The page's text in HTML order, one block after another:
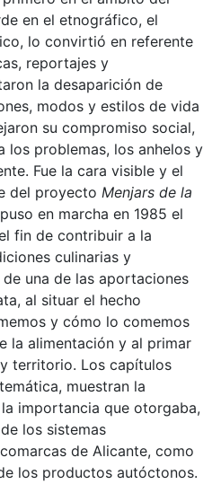
en el etnográfico, el
lo convirtió en referente
reportajes y
la desaparición de
modos y estilos de vida
su compromiso social,
los problemas, los anhelos y
Fue la cara visible y el
del proyecto Menjars de la
en marcha en 1985 el
fin de contribuir a la
culinarias y
una de las aportaciones
al situar el hecho
y cómo lo comemos
la alimentación y al primar
territorio. Los capítulos
muestran la
importancia que otorgaba,
los sistemas
de Alicante, como
los productos autóctonos.